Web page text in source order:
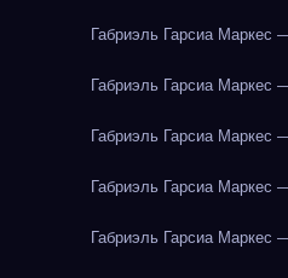
Габриэль Гарсиа Маркес
Габриэль Гарсиа Маркес
Габриэль Гарсиа Маркес
Габриэль Гарсиа Маркес
Габриэль Гарсиа Маркес